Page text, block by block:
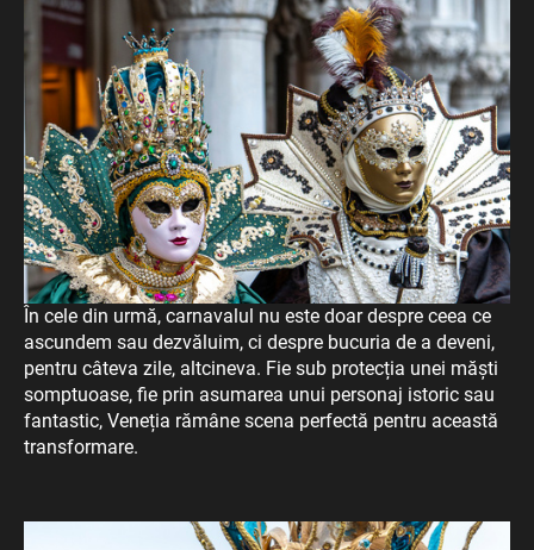
În cele din urmă, carnavalul nu este doar despre ceea ce
ascundem sau dezvăluim, ci despre bucuria de a deveni,
pentru câteva zile, altcineva. Fie sub protecția unei măști
somptuoase, fie prin asumarea unui personaj istoric sau
fantastic, Veneția rămâne scena perfectă pentru această
transformare.